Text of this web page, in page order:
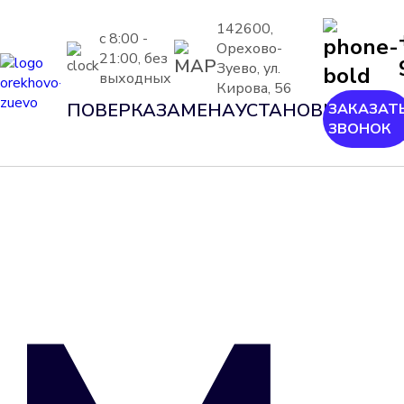
с 8:00 -
21:00, без
выходных
142600,
Орехово-
Зуево, ул.
Кирова, 56
ПОВЕРКАЗАМЕНАУСТАНОВКАШЕФ-
ЗВОНОК